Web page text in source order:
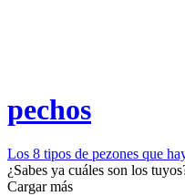
pechos
Los 8 tipos de pezones que
¿Sabes ya cuáles son los
Cargar más